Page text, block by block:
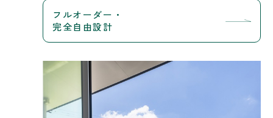
フルオーダー・
完全自由設計